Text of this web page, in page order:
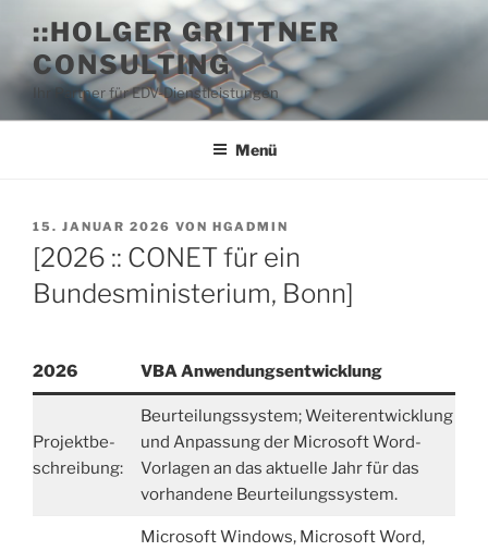
Inhalt
springen
::HOLGER GRITTNER
CONSULTING
Ihr Partner für EDV-Dienstleistungen
Menü
VERÖFFENTLICHT
AM
15. JANUAR 2026 VON HGADMIN
[2026 :: CONET für ein
Bundesministerium, Bonn]
2026 VBA Anwendungsentwicklung
Projektbe-
schreibung:
Beurteilungssystem; Weiterentwicklung
und Anpassung der Microsoft Word-
Vorlagen an das aktuelle Jahr für das
vorhandene Beurteilungssystem.
Microsoft Windows, Microsoft Word,